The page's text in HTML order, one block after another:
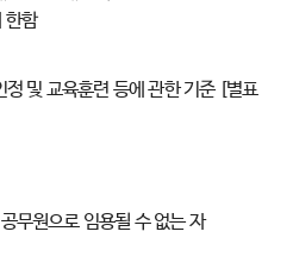
한함
정 및 교육훈련 등에 관한 기준 [별표
무원으로 임용될 수 없는 자